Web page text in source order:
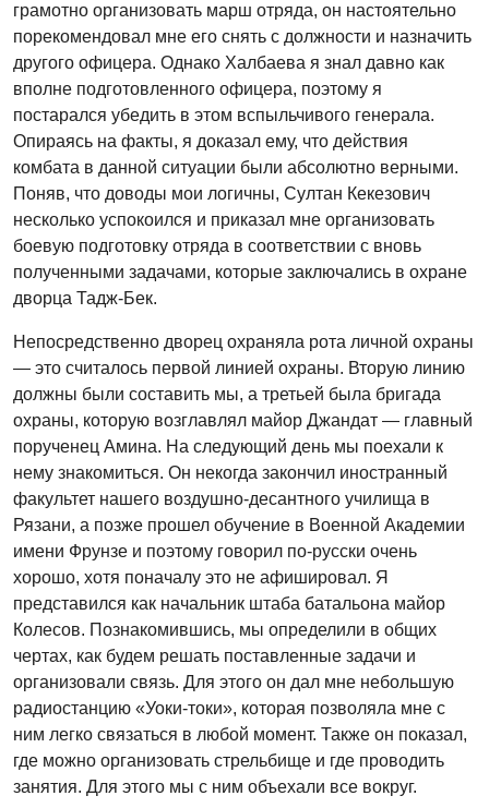
грамотно организовать марш отряда, он настоятельно
порекомендовал мне его снять с должности и назначить
другого офицера. Однако Халбаева я знал давно как
вполне подготовленного офицера, поэтому я
постарался убедить в этом вспыльчивого генерала.
Опираясь на факты, я доказал ему, что действия
комбата в данной ситуации были абсолютно верными.
Поняв, что доводы мои логичны, Султан Кекезович
несколько успокоился и приказал мне организовать
боевую подготовку отряда в соответствии с вновь
полученными задачами, которые заключались в охране
дворца Тадж-Бек.
Непосредственно дворец охраняла рота личной охраны
— это считалось первой линией охраны. Вторую линию
должны были составить мы, а третьей была бригада
охраны, которую возглавлял майор Джандат — главный
порученец Амина. На следующий день мы поехали к
нему знакомиться. Он некогда закончил иностранный
факультет нашего воздушно-десантного училища в
Рязани, а позже прошел обучение в Военной Академии
имени Фрунзе и поэтому говорил по-русски очень
хорошо, хотя поначалу это не афишировал. Я
представился как начальник штаба батальона майор
Колесов. Познакомившись, мы определили в общих
чертах, как будем решать поставленные задачи и
организовали связь. Для этого он дал мне небольшую
радиостанцию «Уоки-токи», которая позволяла мне с
ним легко связаться в любой момент. Также он показал,
где можно организовать стрельбище и где проводить
занятия. Для этого мы с ним объехали все вокруг.